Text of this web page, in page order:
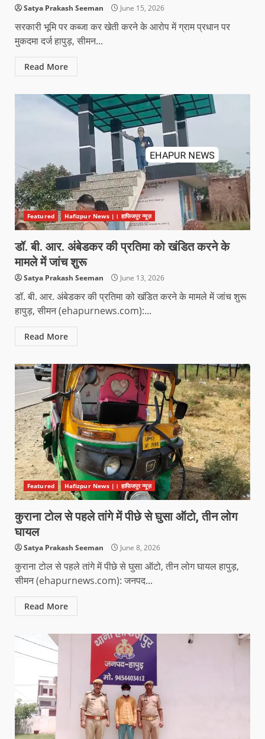
Satya Prakash Seeman June 15, 2026
सरकारी भूमि पर कब्जा कर खेती करने के आरोप में ग्राम प्रधान पर
मुकदमा दर्ज हापुड़, सीमन...
Read More
Featured Hafizpur News |। हाफिजपुर न्यूज़
डॉ. बी. आर. अंबेडकर की प्रतिमा को खंडित करने के
मामले में जांच शुरू
Satya Prakash Seeman June 13, 2026
डॉ. बी. आर. अंबेडकर की प्रतिमा को खंडित करने के मामले में जांच शुरू
हापुड़, सीमन (ehapurnews.com):...
Read More
Featured Hafizpur News |। हाफिजपुर न्यूज़
कुराना टोल से पहले तांगे में पीछे से घुसा ऑटो, तीन लोग
घायल
Satya Prakash Seeman June 8, 2026
कुराना टोल से पहले तांगे में पीछे से घुसा ऑटो, तीन लोग घायल हापुड़,
सीमन (ehapurnews.com): जनपद...
Read More